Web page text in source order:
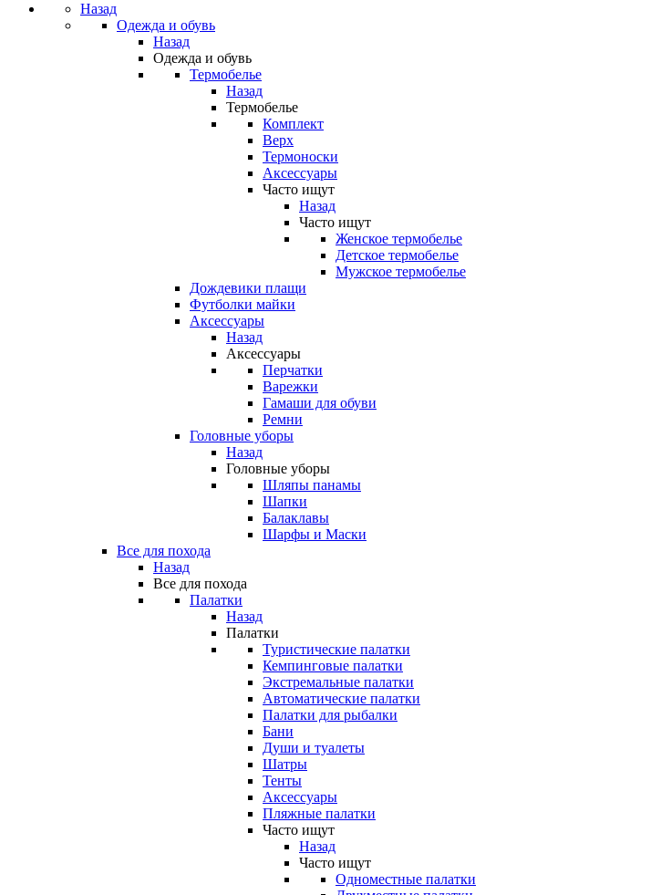
Назад
Одежда и обувь
Назад
Одежда и обувь
Термобелье
Назад
Термобелье
Комплект
Верх
Термоноски
Аксессуары
Часто ищут
Назад
Часто ищут
Женское термобелье
Детское термобелье
Мужское термобелье
Дождевики плащи
Футболки майки
Аксессуары
Назад
Аксессуары
Перчатки
Варежки
Гамаши для обуви
Ремни
Головные уборы
Назад
Головные уборы
Шляпы панамы
Шапки
Балаклавы
Шарфы и Маски
Все для похода
Назад
Все для похода
Палатки
Назад
Палатки
Туристические палатки
Кемпинговые палатки
Экстремальные палатки
Автоматические палатки
Палатки для рыбалки
Бани
Души и туалеты
Шатры
Тенты
Аксессуары
Пляжные палатки
Часто ищут
Назад
Часто ищут
Одноместные палатки